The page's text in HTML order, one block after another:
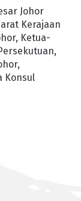
Johor
Kerajaan
Ketua-
Konsul